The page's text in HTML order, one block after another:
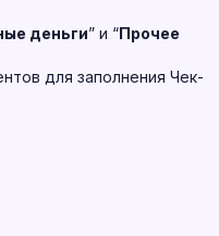
деньги” и “Прочее
для заполнения Чек-